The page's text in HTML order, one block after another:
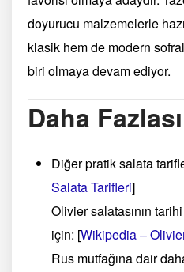
doyurucu malzemelerle
klasik hem de modern
biri olmaya devam ediyor.
Daha
Diğer pratik salata
Salata Tarifleri]
Olivier salatasının
için: [Wikipedia –
Rus mutfağına dair